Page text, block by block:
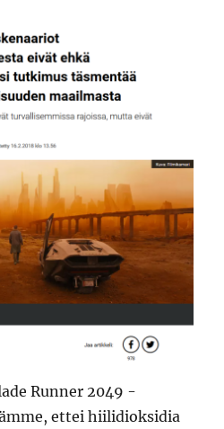
Runner 2049 -
ettei hiilidioksidia